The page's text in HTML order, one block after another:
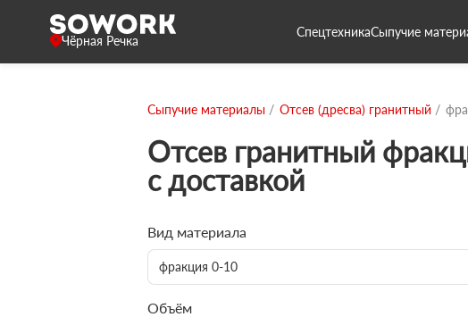
Чёрная Речка
СпецтехникаСыпучие
Сыпучие материалы Отсев (дресва) гранитный
Отсев гранитный
с доставкой
Вид материала
фракция 0-10
Объём